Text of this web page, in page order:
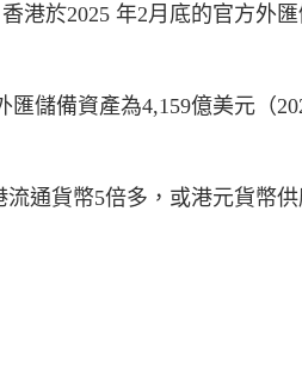
港於2025 年2月底的官方外
儲備資產為4,159億美元（
通貨幣5倍多，或港元貨幣供